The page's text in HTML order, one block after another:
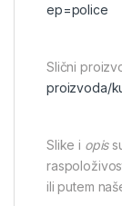
ep=police
Slični
proizvoda/
Slike i opis
ili putem